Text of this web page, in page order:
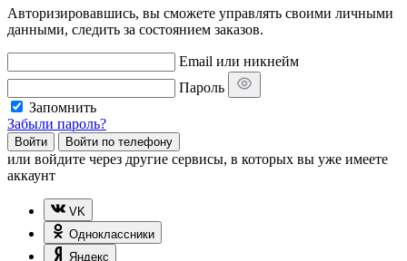
Авторизировавшись, вы сможете управлять своими личными
данными, следить за состоянием заказов.
Email или никнейм
Пароль
Запомнить
Забыли пароль?
Войти Войти по телефону
или войдите через другие сервисы, в которых вы уже имеете
аккаунт
VK
Одноклассники
Яндекс